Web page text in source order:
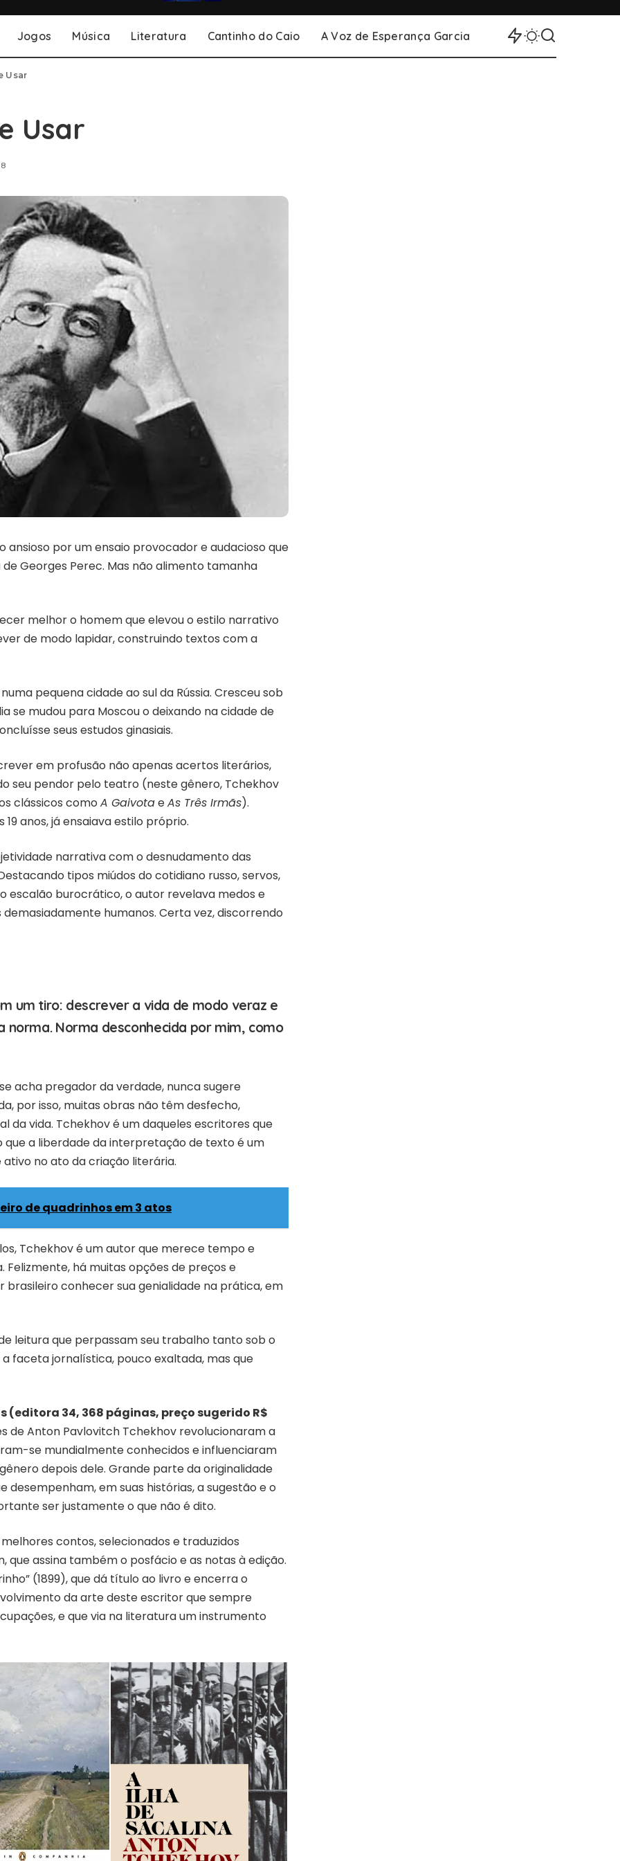
Jogos Música Literatura Cantinho do Caio A Voz de Esperança Garcia
Usar
Usar
ansioso por um ensaio provocador e audacioso que
Georges Perec. Mas não alimento tamanha
melhor o homem que elevou o estilo narrativo
de modo lapidar, construindo textos com a
pequena cidade ao sul da Rússia. Cresceu sob
se mudou para Moscou o deixando na cidade de
seus estudos ginasiais.
em profusão não apenas acertos literários,
seu pendor pelo teatro (neste gênero, Tchekhov
clássicos como A GaivotaeAs Três Irmãs).
anos, já ensaiava estilo próprio.
narrativa com o desnudamento das
tipos miúdos do cotidiano russo, servos,
escalão burocrático, o autor revelava medos e
humanos. Certa vez, discorrendo
um tiro: descrever a vida de modo veraz e
Norma desconhecida por mim, como
acha pregador da verdade, nunca sugere
por isso, muitas obras não têm desfecho,
vida. Tchekhov é um daqueles escritores que
que a liberdade da interpretação de texto é um
no ato da criação literária.
de quadrinhos em 3 atos
Tchekhov é um autor que merece tempo e
há muitas opções de preços e
conhecer sua genialidade na prática, em
leitura que perpassam seu trabalho tanto sob o
faceta jornalística, pouco exaltada, mas que
(editora 34, 368 páginas, preço sugerido R$
de Anton Pavlovitch Tchekhov revolucionaram a
se mundialmente conhecidos e influenciaram
depois dele. Grande parte da originalidade
em suas histórias, a sugestão e o
ser justamente o que não é dito.
contos, selecionados e traduzidos
assina também o posfácio e as notas à edição.
(1899), que dá título ao livro e encerra o
da arte deste escritor que sempre
e que via na literatura um instrumento